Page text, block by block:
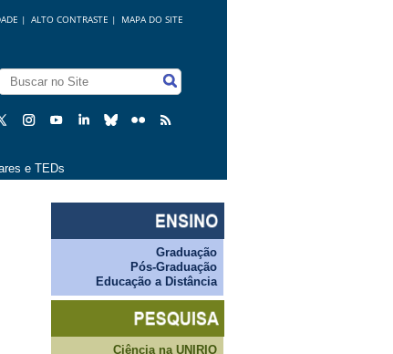
MAPA DO SITE
ALTO CONTRASTE |
|
e TEDs
Graduação
Pós-Graduação
Educação a Distância
Ciência na UNIRIO